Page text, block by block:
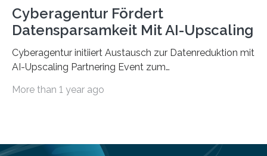
Cyberagentur Fördert
Datensparsamkeit Mit AI-Upscaling
Cyberagentur initiiert Austausch zur Datenreduktion mit
AI-Upscaling Partnering Event zum
innovative DatenverarbeitungDie Agentur für
Entwicklung von Technologien zur gezielten
More than 1 year ago